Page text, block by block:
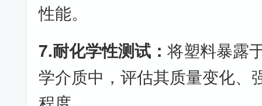
性能。
7.耐化学性测试：将塑料暴露
学介质中，评估其质量变化、